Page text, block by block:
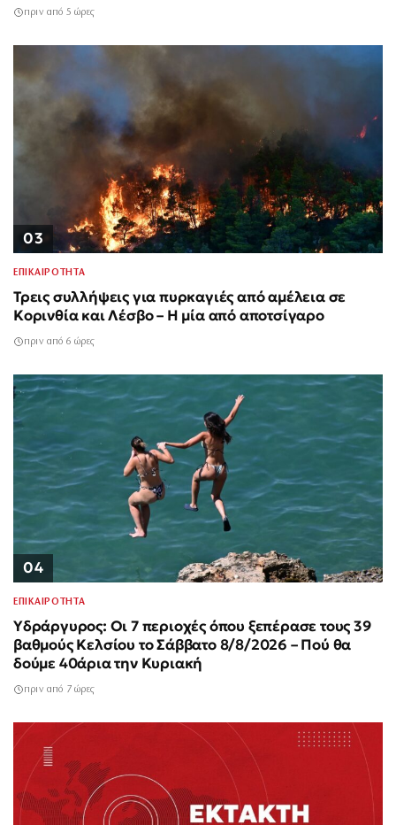
πριν από 5 ώρες
03
ΕΠΙΚΑΙΡΟΤΗΤΑ
Τρεις συλλήψεις για πυρκαγιές από αμέλεια σε
Κορινθία και Λέσβο – Η μία από αποτσίγαρο
πριν από 6 ώρες
04
ΕΠΙΚΑΙΡΟΤΗΤΑ
Υδράργυρος: Οι 7 περιοχές όπου ξεπέρασε τους 39
βαθμούς Κελσίου το Σάββατο 8/8/2026 – Πού θα
δούμε 40άρια την Κυριακή
πριν από 7 ώρες